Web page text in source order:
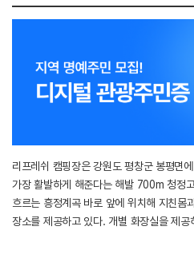
리프레쉬 캠핑장은 강원도 평창군 봉평면
가장 활발하게 해준다는 해발 700m 청정
흐르는 흥정계곡 바로 앞에 위치해 지친몸
장소를 제공하고 있다. 개별 화장실을 제